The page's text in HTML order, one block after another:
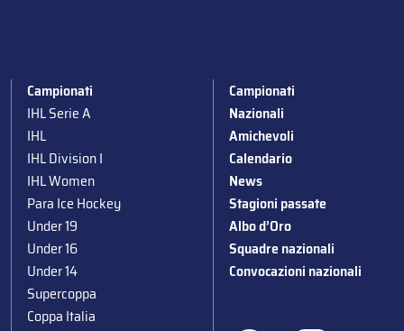
Campionati
IHL Serie A
IHL
IHL Division I
IHL Women
Para Ice Hockey
Under 19
Under 16
Under 14
Supercoppa
Coppa Italia
Campionati
Nazionali
Amichevoli
Calendario
News
Stagioni passate
Albo d’Oro
Squadre nazionali
Convocazioni nazionali